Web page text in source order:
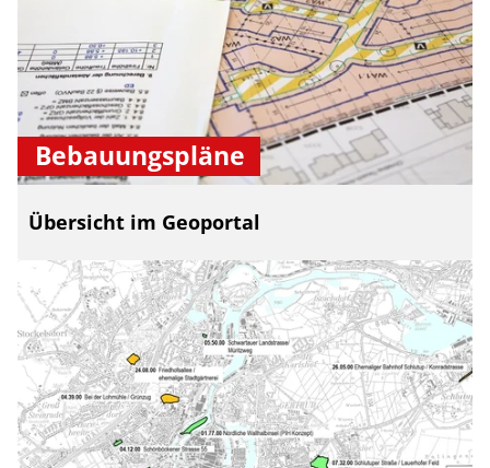
Bebauungspläne
Übersicht im Geoportal